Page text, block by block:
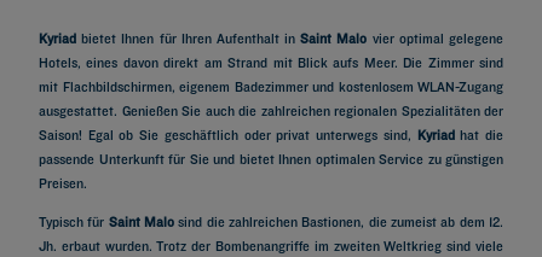
Kyriad bietet Ihnen für Ihren Aufenthalt inSaint Malo vier optimal gelegene
Hotels, eines davon direkt am Strand mit Blick aufs Meer. Die Zimmer sind
mit Flachbildschirmen, eigenem Badezimmer und kostenlosem WLAN-Zugang
ausgestattet. Genießen Sie auch die zahlreichen regionalen Spezialitäten der
Saison! Egal ob Sie geschäftlich oder privat unterwegs sind, Kyriadhat die
passende Unterkunft für Sie und bietet Ihnen optimalen Service zu günstigen
Preisen.
Typisch für Saint Malo sind die zahlreichen Bastionen, die zumeist ab dem 12.
Jh. erbaut wurden. Trotz der Bombenangriffe im zweiten Weltkrieg sind viele